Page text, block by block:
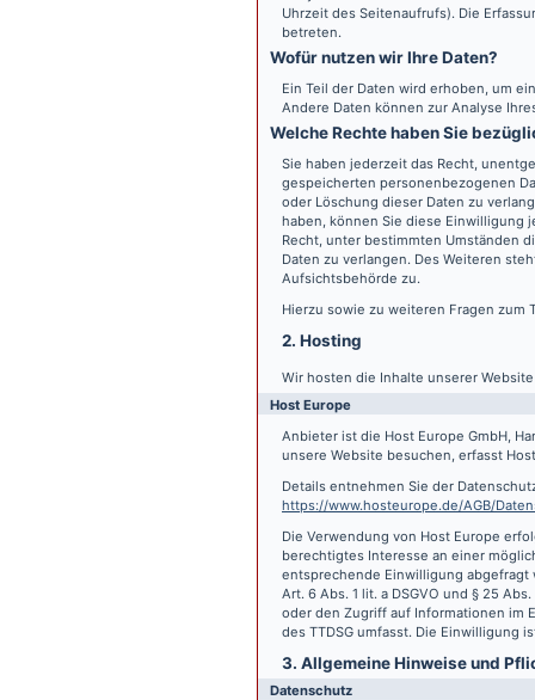
Uhrzeit des Seitenaufrufs). Die
betreten.
Wofür nutzen wir Ihre Daten?
Ein Teil der Daten wird erhoben, um
Andere Daten können zur Analyse
Welche Rechte haben Sie
Sie haben jederzeit das Recht,
gespeicherten personenbezogenen
oder Löschung dieser Daten zu
haben, können Sie diese Einwilligung
Recht, unter bestimmten Umständen
Daten zu verlangen. Des Weiteren
Aufsichtsbehörde zu.
Hierzu sowie zu weiteren Fragen zum
2. Hosting
Wir hosten die Inhalte unserer
Host Europe
Anbieter ist die Host Europe GmbH,
unsere Website besuchen, erfasst
Details entnehmen Sie der
https://www.hosteurope.de/AGB/
Die Verwendung von Host Europe
berechtigtes Interesse an einer
entsprechende Einwilligung abgefragt
Art. 6 Abs. 1 lit. a DSGVO und § 25
oder den Zugriff auf Informationen im
des TTDSG umfasst. Die Einwilligung
3. Allgemeine Hinweise und
Datenschutz